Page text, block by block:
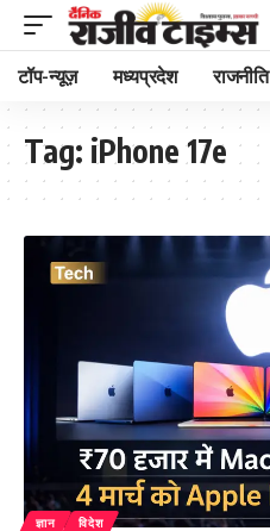
टॉप-न्यूज़ मध्यप्रदेश राजनीति
Tag: iPhone 17e
ज्ञान विदेश